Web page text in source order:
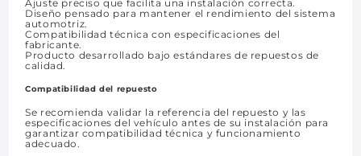
Ajuste preciso que facilita una instalación correcta.
Diseño pensado para mantener el rendimiento del sistema
automotriz.
Compatibilidad técnica con especificaciones del
fabricante.
Producto desarrollado bajo estándares de repuestos de
calidad.
Compatibilidad del repuesto
Se recomienda validar la referencia del repuesto y las
especificaciones del vehículo antes de su instalación para
garantizar compatibilidad técnica y funcionamiento
adecuado.